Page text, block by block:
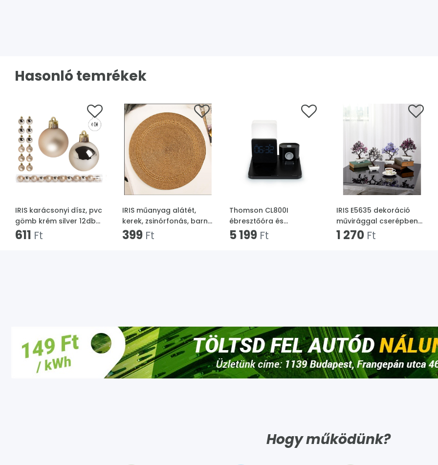
Hasonló temrékek
IRIS karácsonyi dísz, pvc
gömb krém silver 12db
4cm
611 Ft
IRIS műanyag alátét,
kerek, zsinórfonás, barna
38 cm
399 Ft
Thomson CL800I
ébresztőóra és
telefontöltő
5 199 Ft
IRIS E5635 dekoráció
művirággal cserépben
18x24cm
1 270 Ft
Hogy működünk?